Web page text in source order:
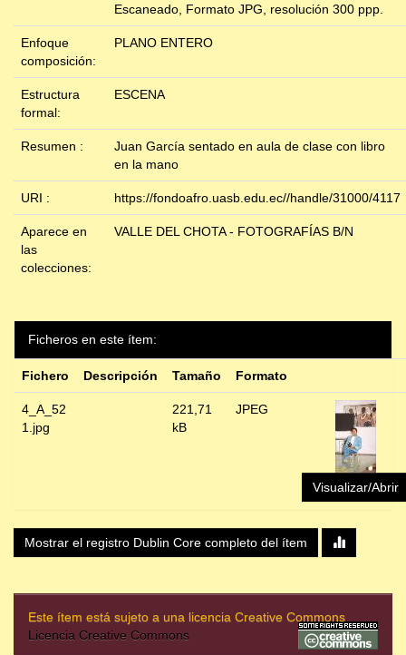
Escaneado, Formato JPG, resolución 300 ppp.
Enfoque
composición:
PLANO ENTERO
Estructura
formal:
ESCENA
Resumen :
Juan García sentado en aula de clase con libro
en la mano
URI : https://fondoafro.uasb.edu.ec//handle/31000/4117
Aparece en
las
colecciones:
VALLE DEL CHOTA - FOTOGRAFÍAS B/N
Ficheros en este ítem:
Fichero Descripción Tamaño Formato
4_A_52
1.jpg
221,71
kB
JPEG
Visualizar/Abrir
Mostrar el registro Dublin Core completo del ítem
Este ítem está sujeto a una licencia Creative Commons
Licencia Creative Commons